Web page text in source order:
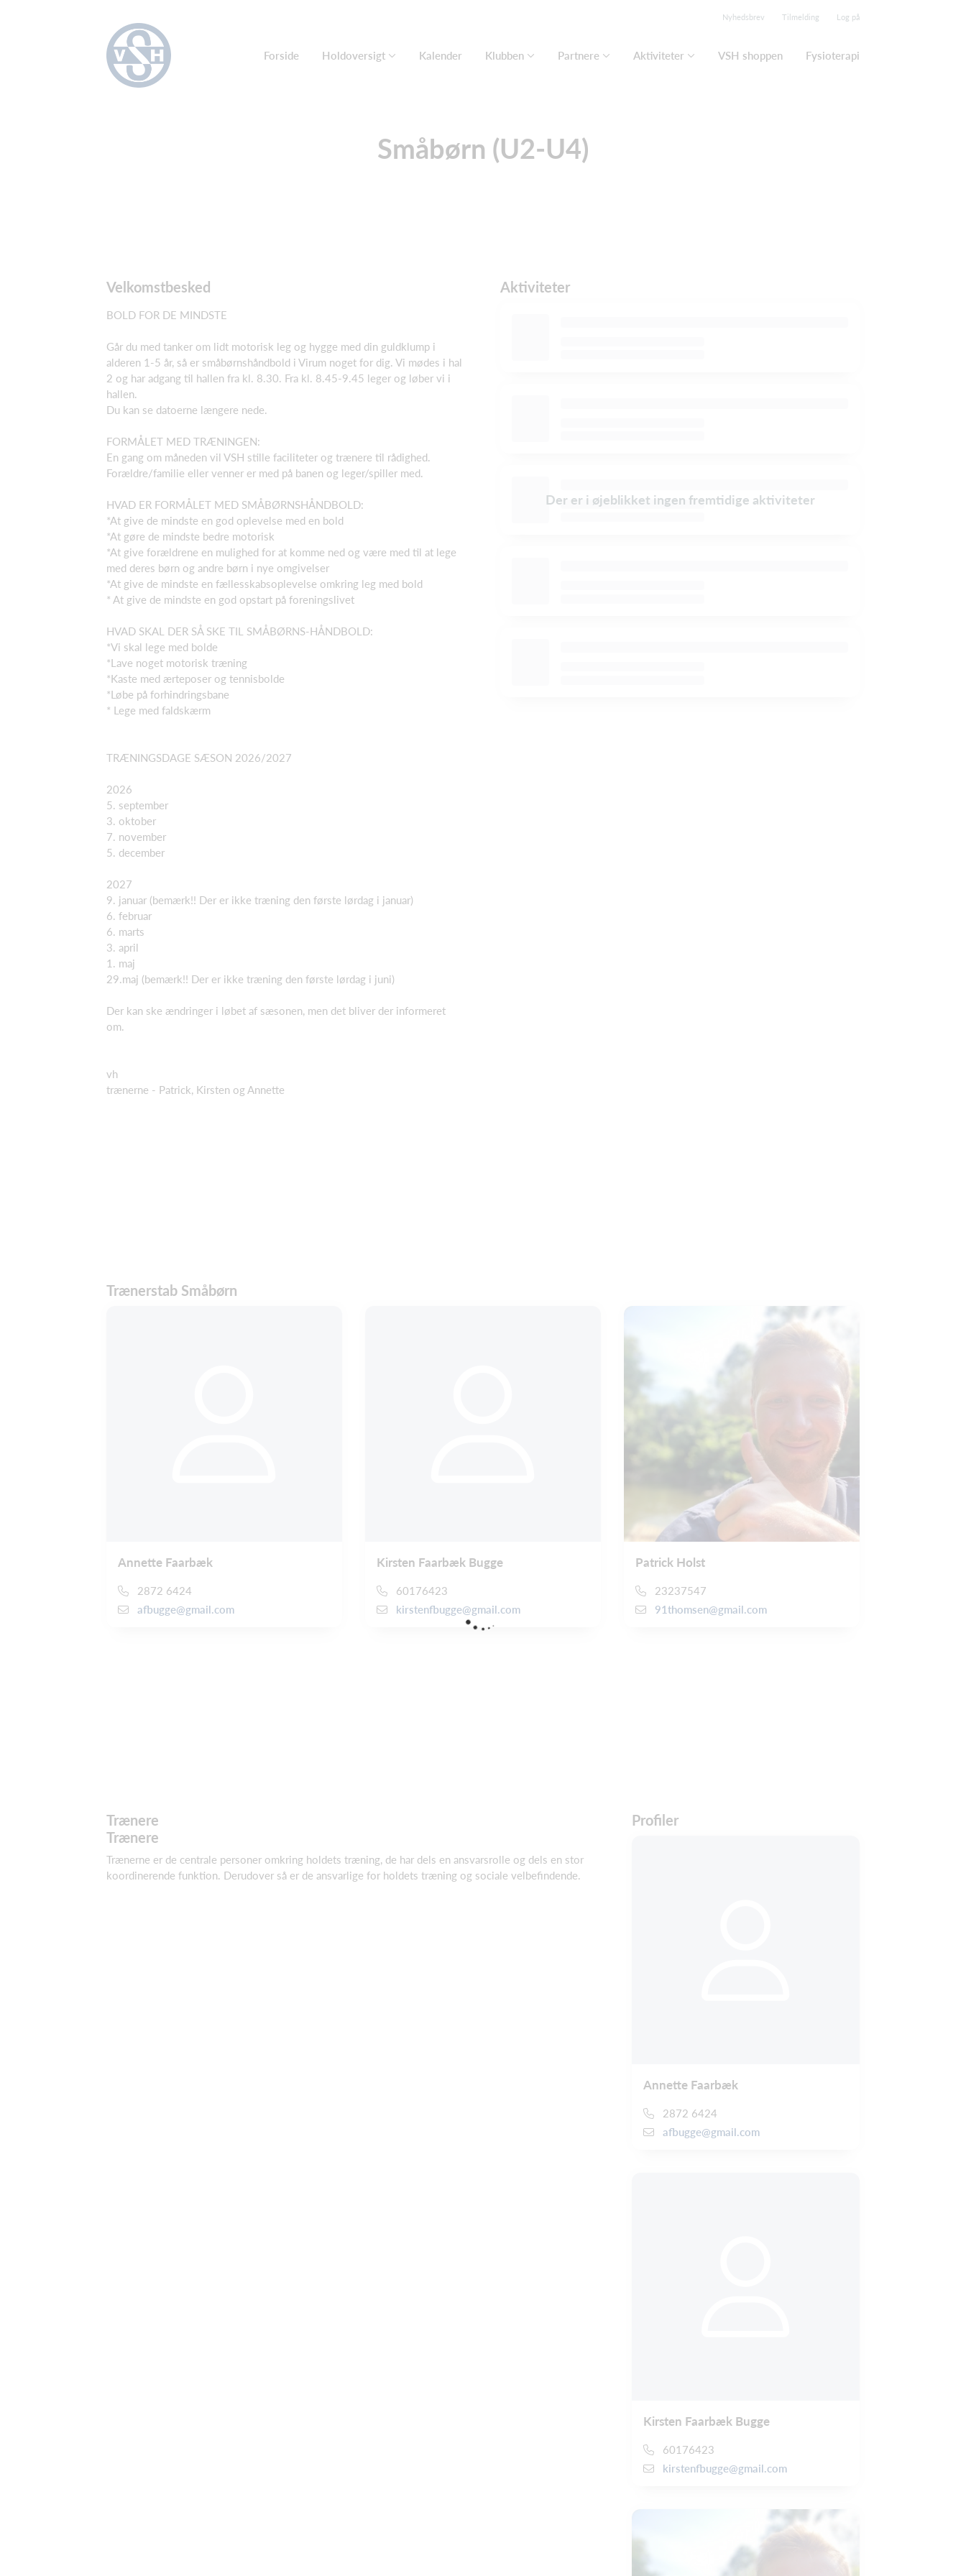
Nyhedsbrev Tilmelding Log på
Forside Holdoversigt Kalender Klubben Partnere Aktiviteter VSH shoppen Fysioterapi
Småbørn (U2-U4)
Velkomstbesked
BOLD FOR DE MINDSTE
Går du med tanker om lidt motorisk leg og hygge med din guldklump i
alderen 1-5 år, så er småbørnshåndbold i Virum noget for dig. Vi mødes i hal
2 og har adgang til hallen fra kl. 8.30. Fra kl. 8.45-9.45 leger og løber vi i
hallen.
Du kan se datoerne længere nede.
FORMÅLET MED TRÆNINGEN:
En gang om måneden vil VSH stille faciliteter og trænere til rådighed.
Forældre/familie eller venner er med på banen og leger/spiller med.
HVAD ER FORMÅLET MED SMÅBØRNSHÅNDBOLD:
*At give de mindste en god oplevelse med en bold
*At gøre de mindste bedre motorisk
*At give forældrene en mulighed for at komme ned og være med til at lege
med deres børn og andre børn i nye omgivelser
*At give de mindste en fællesskabsoplevelse omkring leg med bold
* At give de mindste en god opstart på foreningslivet
HVAD SKAL DER SÅ SKE TIL SMÅBØRNS-HÅNDBOLD:
*Vi skal lege med bolde
*Lave noget motorisk træning
*Kaste med ærteposer og tennisbolde
*Løbe på forhindringsbane
* Lege med faldskærm
TRÆNINGSDAGE SÆSON 2026/2027
2026
5. september
3. oktober
7. november
5. december
2027
9. januar (bemærk!! Der er ikke træning den første lørdag i januar)
6. februar
6. marts
3. april
1. maj
29.maj (bemærk!! Der er ikke træning den første lørdag i juni)
Der kan ske ændringer i løbet af sæsonen, men det bliver der informeret
om.
vh
trænerne - Patrick, Kirsten og Annette
Aktiviteter
Der er i øjeblikket ingen fremtidige aktiviteter
Trænerstab Småbørn
Annette Faarbæk
2872 6424
afbugge@gmail.com
Kirsten Faarbæk Bugge
60176423
kirstenfbugge@gmail.com
Patrick Holst
23237547
91thomsen@gmail.com
Trænere
Trænere
Trænerne er de centrale personer omkring holdets træning, de har dels en ansvarsrolle og dels en stor
koordinerende funktion. Derudover så er de ansvarlige for holdets træning og sociale velbefindende.
Profiler
Annette Faarbæk
2872 6424
afbugge@gmail.com
Kirsten Faarbæk Bugge
60176423
kirstenfbugge@gmail.com